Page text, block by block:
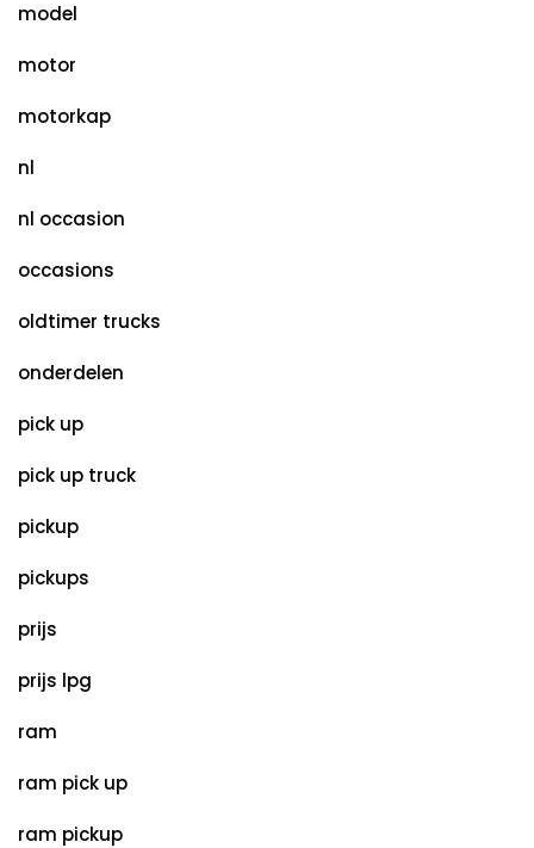
model
motor
motorkap
nl
nl occasion
occasions
oldtimer trucks
onderdelen
pick up
pick up truck
pickup
pickups
prijs
prijs lpg
ram
ram pick up
ram pickup